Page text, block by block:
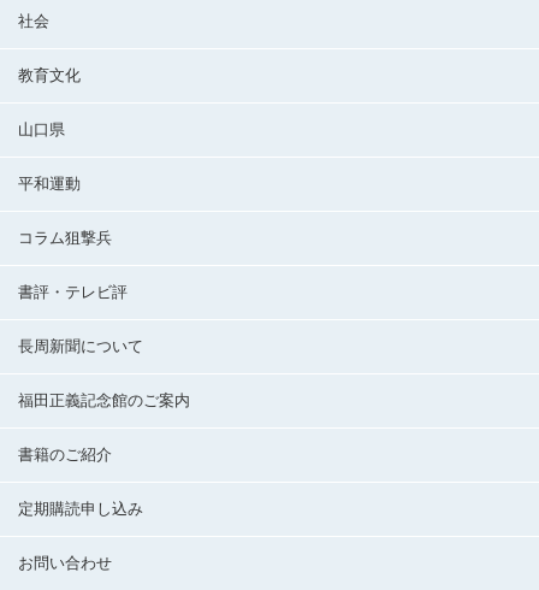
社会
教育文化
山口県
平和運動
コラム狙撃兵
書評・テレビ評
長周新聞について
福田正義記念館のご案内
書籍のご紹介
定期購読申し込み
お問い合わせ